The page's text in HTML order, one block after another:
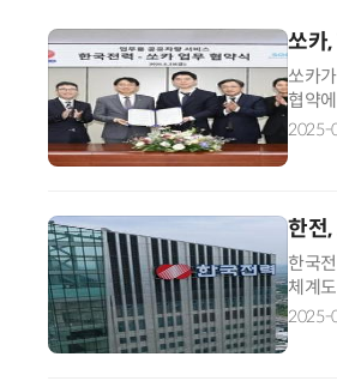
쏘카
쏘카
협약
전 임
2025-
한전
한국
체계
면, 한
2025-